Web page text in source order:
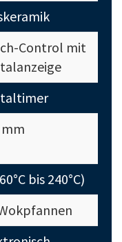
Control mit
bis 240°C)